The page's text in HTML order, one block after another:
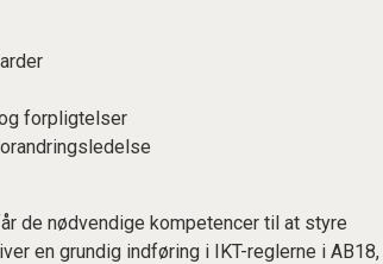
forpligtelser
de nødvendige kompetencer til at styre
en grundig indføring i IKT-reglerne i AB18,